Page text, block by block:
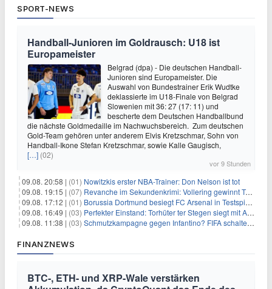
SPORT-NEWS
Handball-Junioren im Goldrausch: U18 ist
Europameister
Belgrad (dpa) - Die deutschen Handball-
Junioren sind Europameister. Die
Auswahl von Bundestrainer Erik Wudtke
deklassierte im U18-Finale von Belgrad
Slowenien mit 36: 27 (17: 11) und
bescherte dem Deutschen Handballbund
die nächste Goldmedaille im Nachwuchsbereich. Zum deutschen
Gold-Team gehören unter anderem Elvis Kretzschmar, Sohn von
Handball-Ikone Stefan Kretzschmar, sowie Kalle Gaugisch,
[…] (02)
vor 9 Stunden
09.08. 20:58 | (01) Nowitzkis erster NBA-Trainer: Don Nelson ist tot
09.08. 19:15 | (07) Revanche im Sekundenkrimi: Vollering gewinnt Tour
09.08. 17:12 | (01) Borussia Dortmund besiegt FC Arsenal in Testspiel mit 3:2
09.08. 16:49 | (03) Perfekter Einstand: Torhüter ter Stegen siegt mit Ajax
09.08. 11:38 | (03) Schmutzkampagne gegen Infantino? FIFA schaltet auf Angriff
FINANZNEWS
BTC-, ETH- und XRP-Wale verstärken